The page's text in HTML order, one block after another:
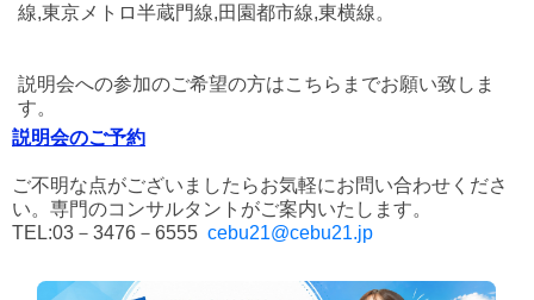
線,東京メトロ半蔵門線,田園都市線,東横線。
説明会への参加のご希望の方はこちらまでお願い致しま
す。
説明会のご予約
ご不明な点がございましたらお気軽にお問い合わせくださ
い。専門のコンサルタントがご案内いたします。
TEL:03－3476－6555 cebu21@cebu21.jp